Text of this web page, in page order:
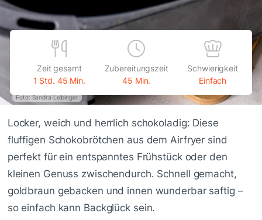
Foto: Sandra Leibinger
Zeit gesamt
1 Std. 45 Min.
Zubereitungszeit
45 Min.
Schwierigkeit
Einfach
Locker, weich und herrlich schokoladig: Diese
fluffigen Schokobrötchen aus dem Airfryer sind
perfekt für ein entspanntes Frühstück oder den
kleinen Genuss zwischendurch. Schnell gemacht,
goldbraun gebacken und innen wunderbar saftig –
so einfach kann Backglück sein.